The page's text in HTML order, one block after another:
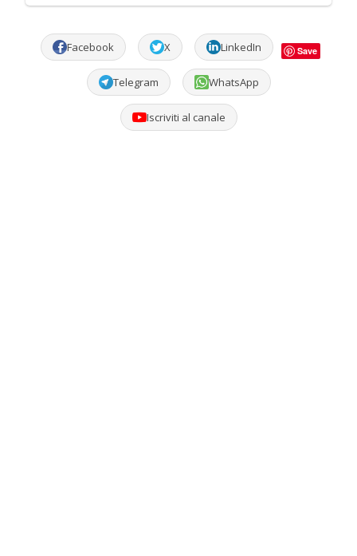
Facebook X LinkedIn Save
Telegram WhatsApp
Iscriviti al canale